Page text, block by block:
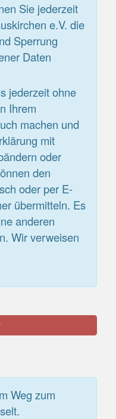
Sie jederzeit
e.V. die
Sperrung
Daten
jederzeit ohne
Ihrem
machen und
mit
oder
den
oder per E-
übermitteln. Es
anderen
Wir verweisen
Weg zum